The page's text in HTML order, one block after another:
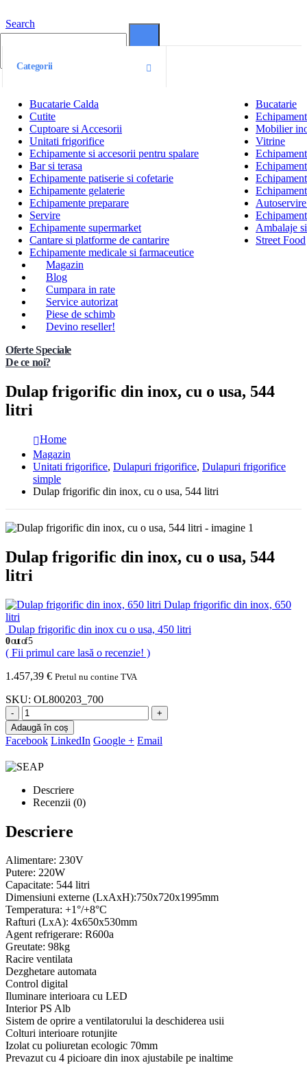
Search
Categorii
Bucatarie Calda
Bucatarie
Cutite
Cuptoare si Accesorii
Mobilier
Unitati frigorifice
Vitrine
Echipamente si accesorii pentru spalare
Bar si terasa
Echipamente patiserie si cofetarie
Echipamente gelaterie
Echipamente preparare
Servire
Echipamente supermarket
Ambalaje
Cantare si platforme de cantarire
Street Food
Echipamente medicale si farmaceutice
Magazin
Blog
Cumpara in rate
Service autorizat
Piese de schimb
Devino reseller!
Oferte Speciale
De ce noi?
Dulap frigorific din inox, cu o usa, 544
litri
Home
Magazin
Unitati frigorifice, Dulapuri frigorifice, Dulapuri frigorifice
simple
Dulap frigorific din inox, cu o usa, 544 litri
Dulap frigorific din inox, cu o usa, 544
litri
Dulap frigorific din inox, 650
litri
Dulap frigorific din inox cu o usa, 450 litri
0out of 5
( Fii primul care lasă o recenzie! )
1.457,39 € Pretul nu contine TVA
SKU: OL800203_700
-
+
Adaugă în coș
Facebook LinkedIn Google + Email
Descriere
Recenzii (0)
Descriere
Alimentare: 230V
Putere: 220W
Capacitate: 544 litri
Dimensiuni externe (LxAxH):750x720x1995mm
Temperatura: +1°/+8°C
Rafturi (LxA): 4x650x530mm
Agent refrigerare: R600a
Greutate: 98kg
Racire ventilata
Dezghetare automata
Control digital
Iluminare interioara cu LED
Interior PS Alb
Sistem de oprire a ventilatorului la deschiderea usii
Colturi interioare rotunjite
Izolat cu poliuretan ecologic 70mm
Prevazut cu 4 picioare din inox ajustabile pe inaltime